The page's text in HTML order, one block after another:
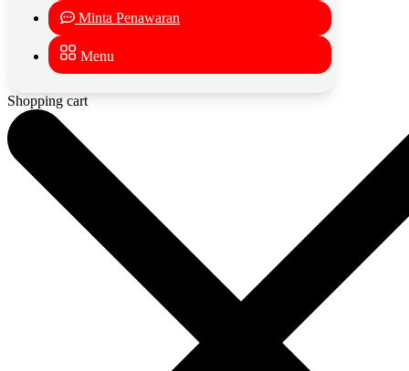
Minta Penawaran
Menu
Shopping cart